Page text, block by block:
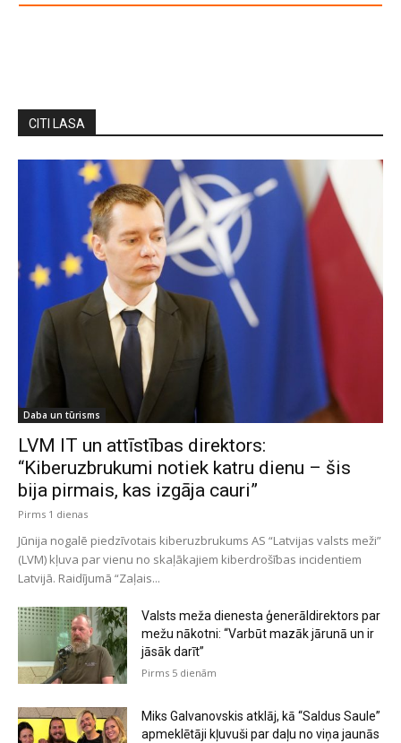
CITI LASA
Daba un tūrisms
LVM IT un attīstības direktors:
“Kiberuzbrukumi notiek katru dienu – šis
bija pirmais, kas izgāja cauri”
Pirms 1 dienas
Jūnija nogalē piedzīvotais kiberuzbrukums AS “Latvijas valsts meži”
(LVM) kļuva par vienu no skaļākajiem kiberdrošības incidentiem
Latvijā. Raidījumā “Zaļais...
Valsts meža dienesta ģenerāldirektors par
mežu nākotni: “Varbūt mazāk jārunā un ir
jāsāk darīt”
Pirms 5 dienām
Miks Galvanovskis atklāj, kā “Saldus Saule”
apmeklētāji kļuvuši par daļu no viņa jaunās